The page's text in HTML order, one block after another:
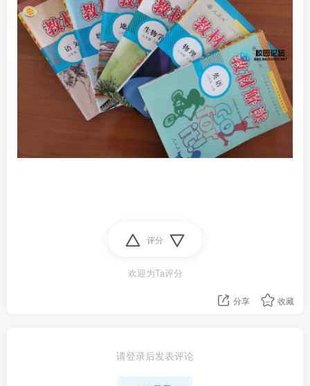
评分
欢迎为Ta评分
分享 收藏
请登录后发表评论